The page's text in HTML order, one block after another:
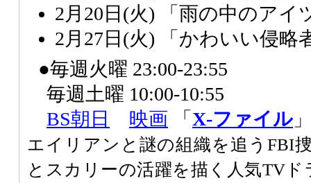
2月20日(火) 「雨の中のアイ
2月27日(火) 「かわいい侵略
●毎週火曜 23:00-23:55
毎週土曜 10:00-10:55
BS朝日
映画 「 X-ファイル
エイリアンと謎の組織を追うFBI
とスカリーの活躍を描く人気TV